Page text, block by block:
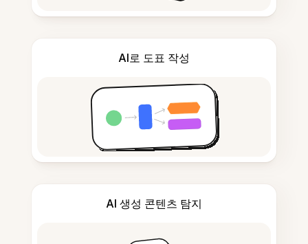
AI로 도표 작성
AI 생성 콘텐츠 탐지